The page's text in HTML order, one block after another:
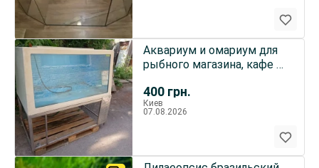
400 грн.
Аквариум и омариум для
рыбного магазина, кафе и
Киев
07.08.2026